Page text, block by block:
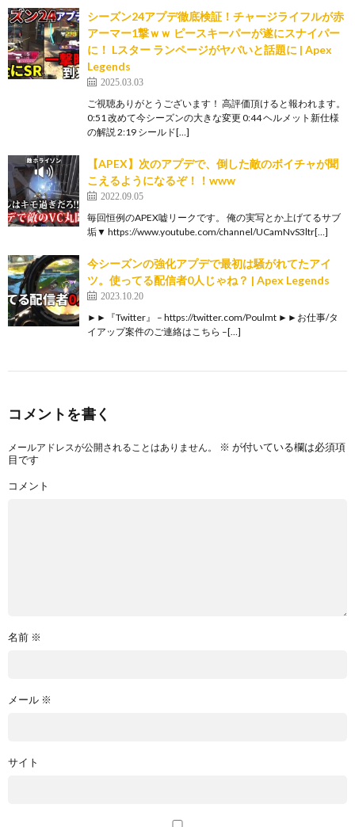
シーズン24アプデ徹底検証！チャージライフルが赤
アーマー1撃ｗｗ ピースキーパーが遂にスナイパー
に！ Lスター ランページがヤバいと話題に | Apex
Legends
2025.03.03
ご視聴ありがとうございます！ 高評価頂けると報われます。
0:51 改めて今シーズンの大きな変更 0:44 ヘルメット新仕様
の解説 2:19 シールド[…]
【APEX】次のアプデで、倒した敵のボイチャが聞
こえるようになるぞ！！www
2022.09.05
毎回恒例のAPEX嘘リークです。 俺の実写とか上げてるサブ
垢▼ https://www.youtube.com/channel/UCamNvS3ltr[…]
今シーズンの強化アプデで最初は騒がれてたアイ
ツ。使ってる配信者0人じゃね？ | Apex Legends
2023.10.20
►►『Twitter』 – https://twitter.com/Poulmt ►►お仕事/タ
イアップ案件のご連絡はこちら –[…]
コメントを書く
メールアドレスが公開されることはありません。 ※ が付いている欄は必須項
目です
コメント
名前 ※
メール ※
サイト